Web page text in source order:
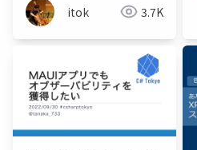
itok 3.7K